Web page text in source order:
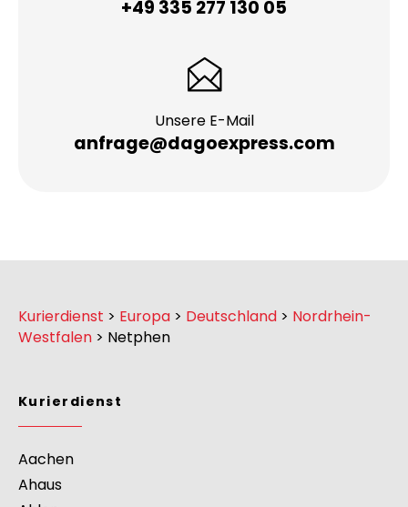
Individuelle Beratung
+49 335 277 130 05
Kurierdienst>Europa
Kurierdienst